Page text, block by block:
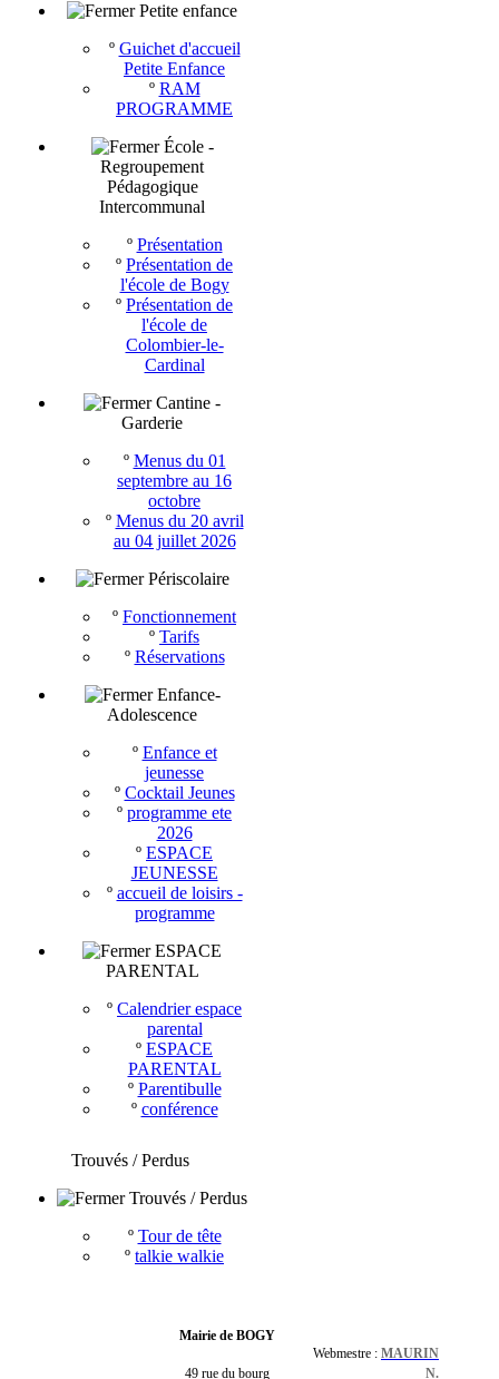
Petite enfance
º Guichet d'accueil
Petite Enfance
º RAM
PROGRAMME
École -
Regroupement
Pédagogique
Intercommunal
º Présentation
º Présentation de
l'école de Bogy
º Présentation de
l'école de
Colombier-le-
Cardinal
Cantine -
Garderie
º Menus du 01
septembre au 16
octobre
º Menus du 20 avril
au 04 juillet 2026
Périscolaire
º Fonctionnement
º Tarifs
º Réservations
Enfance-
Adolescence
º Enfance et
jeunesse
º Cocktail Jeunes
º programme ete
2026
º ESPACE
JEUNESSE
º accueil de loisirs -
programme
ESPACE
PARENTAL
º Calendrier espace
parental
º ESPACE
PARENTAL
º Parentibulle
º conférence
Trouvés / Perdus
Trouvés / Perdus
º Tour de tête
º talkie walkie
Mairie de BOGY
49 rue du bourg
Webmestre : MAURIN
N.